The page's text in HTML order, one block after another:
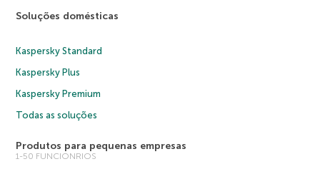
Soluções domésticas
Kaspersky Standard
Kaspersky Plus
Kaspersky Premium
Todas as soluções
Produtos para pequenas empresas
1-50 FUNCIONRIOS